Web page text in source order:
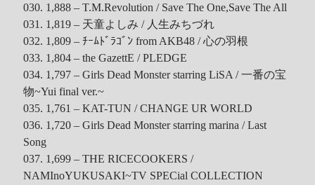
Hina onTextcube的Nginx Rewrite
GC Fans
ZARD Request Best ～beautiful memory～
ORICON RANK
Archives
Archives
030. 1,888 – T.M.Revolution / Save The One,Save The All
031. 1,819 – 天童よしみ / 人生みちづれ
032. 1,809 – ﾁｰﾑﾄﾞﾗｺﾞﾝ from AKB48 / 心の羽根
033. 1,804 – the GazettE / PLEDGE
034. 1,797 – Girls Dead Monster starring LiSA / 一番の宝
物~Yui final ver.~
035. 1,761 – KAT-TUN / CHANGE UR WORLD
036. 1,720 – Girls Dead Monster starring marina / Last
Song
037. 1,699 – THE RICECOOKERS /
NAMInoYUKUSAKI~TV SPECial COLLECTION